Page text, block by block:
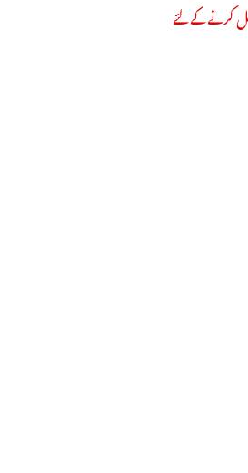
کرنے کے لئے